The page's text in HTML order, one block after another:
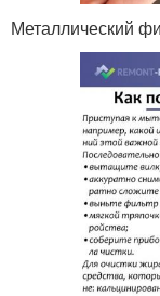
Металлический